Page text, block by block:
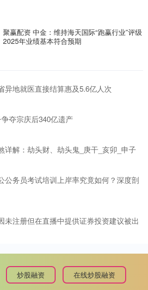
聚赢配资 中金：维持海天国际“跑赢行业”评级
2025年业绩基本符合预期
异地就医直接结算惠及5.6亿人次
夺宗庆后340亿遗产
详解：劫头财、劫头鬼_庚干_亥卯_申子
公务员考试培训上岸率究竟如何？深度剖
未注册但在直播中提供证券投资建议被出
炒股融资 在线炒股融资